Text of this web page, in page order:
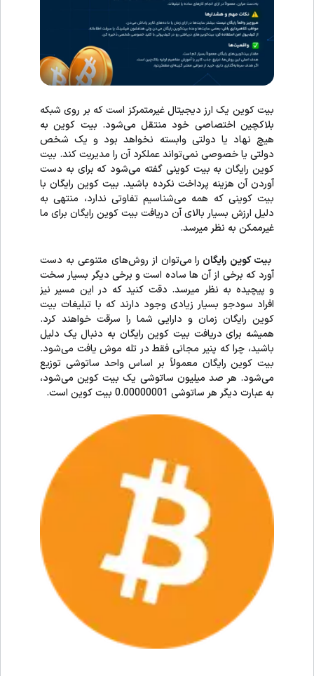
بیت کوین یک ارز دیجیتال غیرمتمرکز است که بر روی شبکه
بلاکچین اختصاصی خود منتقل می‌شود. بیت کوین به
هیچ نهاد یا دولتی وابسته نخواهد بود و یک شخص
دولتی یا خصوصی نمی‌تواند عملکرد آن را مدیریت کند. بیت
کوین رایگان به بیت کوینی گفته می‌شود که برای به دست
آوردن آن هزینه پرداخت نکرده باشید. بیت کوین رایگان با
بیت کوینی که همه می‌شناسیم تفاوتی ندارد، منتهی به
دلیل ارزش بسیار بالای آن دریافت بیت کوین رایگان برای ما
غیرممکن به نظر میرسد.
بیت کوین رایگان را می‌توان از روش‌های متنوعی به دست
آورد که برخی از آن ها ساده است و برخی دیگر بسیار سخت
و پیچیده به نظر میرسد. دقت کنید که در این مسیر نیز
افراد سودجو بسیار زیادی وجود دارند که با تبلیغات بیت
کوین رایگان زمان و دارایی شما را سرقت خواهند کرد.
همیشه برای دریافت بیت کوین رایگان به دنبال یک دلیل
باشید، چرا که پنیر مجانی فقط در تله موش یافت می‌شود.
بیت کوین رایگان معمولاً بر اساس واحد ساتوشی توزیع
می‌شود. هر صد میلیون ساتوشی یک بیت کوین می‌شود،
به عبارت دیگر هر ساتوشی 0.00000001 بیت کوین است.